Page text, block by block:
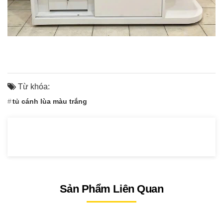
Từ khóa:
tủ cánh lùa màu trắng
Sản Phẩm Liên Quan